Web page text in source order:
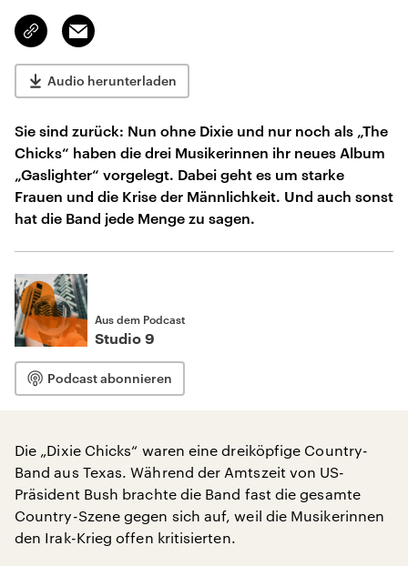
Link
kopieren/teilen
Email
Audio herunterladen
Sie sind zurück: Nun ohne Dixie und nur noch als „The
Chicks“ haben die drei Musikerinnen ihr neues Album
„Gaslighter“ vorgelegt. Dabei geht es um starke
Frauen und die Krise der Männlichkeit. Und auch sonst
hat die Band jede Menge zu sagen.
Aus dem Podcast
Studio 9
Podcast abonnieren
Die „Dixie Chicks“ waren eine dreiköpfige Country-
Band aus Texas. Während der Amtszeit von US-
Präsident Bush brachte die Band fast die gesamte
Country-Szene gegen sich auf, weil die Musikerinnen
den Irak-Krieg offen kritisierten.